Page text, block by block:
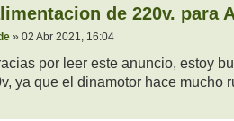
de 220v. para
» 02 Abr 2021, 16:04
por leer este anuncio, estoy
ya que el dinamotor hace mucho